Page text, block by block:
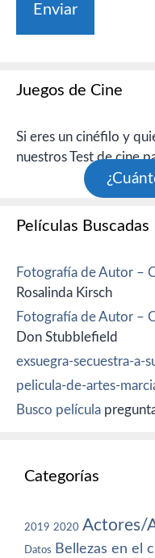
Juegos de Cine
Si eres un cinéfilo y
nuestros Test de cine
Películas Buscadas
Fotografía de Autor –
Rosalinda Kirsch
Fotografía de Autor –
Don Stubblefield
exsuegra-secuestra-a-
pelicula-de-artes-
Busco película
Categorías
2019 2020 Actores/
Datos Bellezas en el